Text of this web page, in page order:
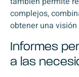
complejos,
obtener una
Informes
a las